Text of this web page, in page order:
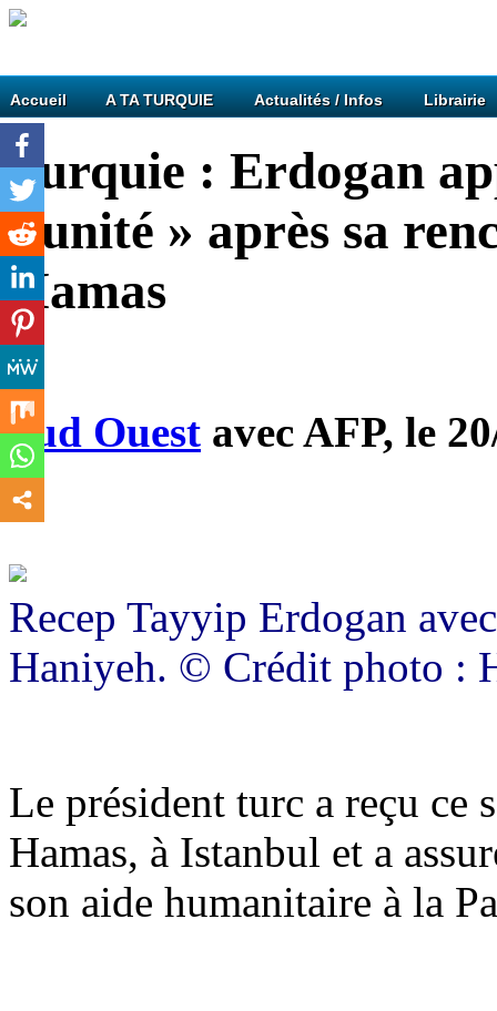
Accueil A TA TURQUIE Actualités / Infos Librairie
Turquie : Erdogan
l’unité » après sa
Hamas
Sud Ouest avec AFP, le
Recep Tayyip Erdogan
Haniyeh. © Crédit photo :
Le président turc a reçu ce
Hamas, à Istanbul et a
son aide humanitaire à la